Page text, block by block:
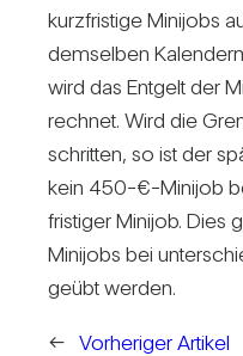
kurz­fris­tige Mini­jobs
dem­selben
wird das Ent­gelt der
rechnet. Wird die
schritten, so ist der
kein 450-€-Minijob
fris­tiger Minijob. Dies
Mini­jobs bei
geübt werden.
← Vorheriger Artikel